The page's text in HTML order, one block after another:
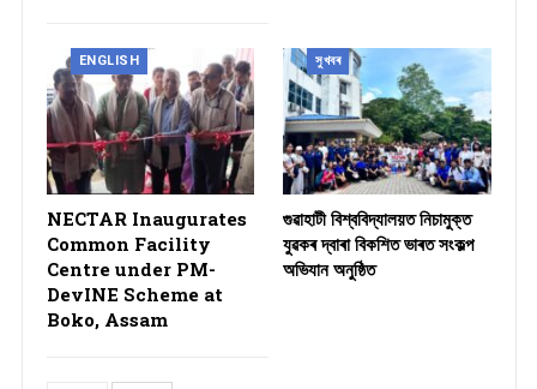
ENGLISH
NECTAR Inaugurates
Common Facility
Centre under PM-
DevINE Scheme at
Boko, Assam
সুখবৰ
গুৱাহাটী বিশ্ববিদ্যালয়ত নিচামুক্ত
যুৱকৰ দ্বাৰা বিকশিত ভাৰত সংকল্প
অভিযান অনুষ্ঠিত